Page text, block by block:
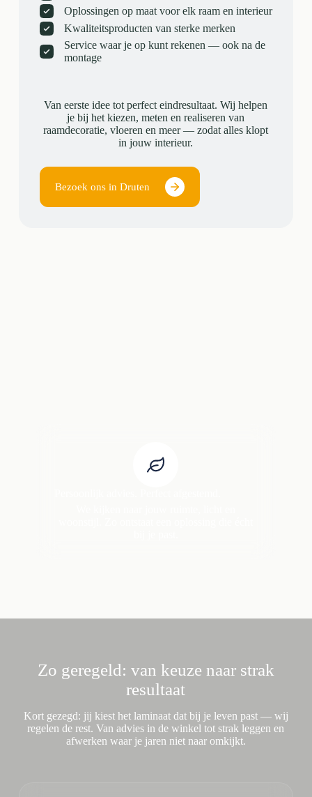
Oplossingen op maat voor elk raam en interieur
Kwaliteitsproducten van sterke merken
Service waar je op kunt rekenen — ook na de
montage
Van eerste idee tot perfect eindresultaat. Wij helpen
je bij het kiezen, meten en realiseren van
raamdecoratie, vloeren en meer — zodat alles klopt
in jouw interieur.
Bezoek ons in Druten
Zo geregeld: van keuze naar strak
resultaat
Kort gezegd: jij kiest het laminaat dat bij je leven past — wij
regelen de rest. Van advies in de winkel tot strak leggen en
afwerken waar je jaren niet naar omkijkt.